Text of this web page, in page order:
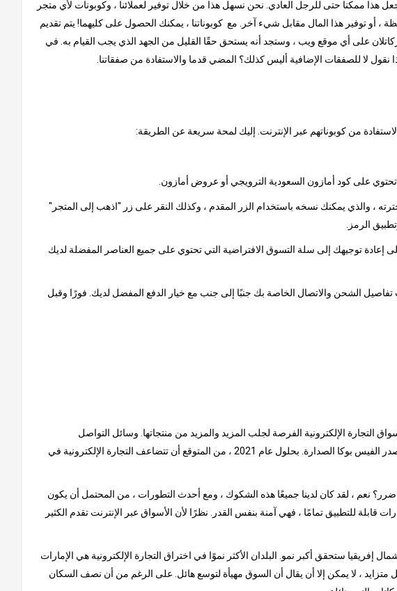
هذا ممكنا حتى للرجل العادي. نحن نسهل هذا من خلال توفير لعملائنا ، وكوبونات لأي متجر
توفير هذا المال مقابل شيء آخر. مع كوبوناتنا ، يمكنك الحصول على كليهما! يتم تقديم
على أي موقع ويب ، وستجد أنه يستحق حقًا القليل من الجهد الذي يجب القيام به. في
لا للصفقات الإضافية أليس كذلك؟ المضي قدما والاستفادة من صفقاتنا.
من كوبوناتهم عبر الإنترنت. إليك لمحة سريعة عن الطريقة:
، والذي يمكنك نسخه باستخدام الزر المقدم ، وكذلك النقر على زر "اذهب إلى المتجر"
الرمز.
إعادة توجيهك إلى سلة التسوق الافتراضية التي تحتوي على جميع العناصر المفضلة لديك
الشحن والاتصال الخاصة بك جنبًا إلى جنب مع خيار الدفع المفضل لديك. فورًا وقبل
التجارة الإلكترونية الفرصة لجلب المزيد والمزيد من منتجاتها. وسائل التواصل
الاجتماعي هي سبب كبير للنمو الذي شهدته هذه السوق حتى الآن. يتم إلهام المستهلكين من خلال المنشورات عبر الإنترنت ، حيث يتصدر الفيس بوكا الصدارة. بحلول عام 2021 ، من المتوقع أن تتضاعف التجارة الإلكترونية في
نعم ، لقد كان لدينا جميعًا هذه الشكوك ، ومع أحدث التطورات ، من المحتمل أن يكون
قابلة للتطبيق تمامًا ، فهي آمنة بنفس القدر. نظرًا لأن الأسواق عبر الإنترنت تقدم الكثير
ستحقق أكبر نمو. البلدان الأكثر نموًا في اختراق التجارة الإلكترونية هي الإمارات
متزايد ، لا يمكن إلا أن يقال أن السوق مهيأة لتوسع هائل. على الرغم من أن نصف السكان